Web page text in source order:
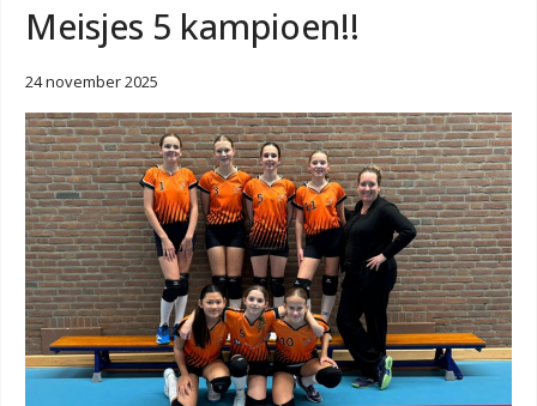
Meisjes 5 kampioen!!
24 november 2025